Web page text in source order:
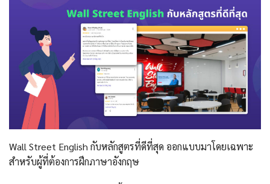
Wall Street English กับหลักสูตรที่ดีที่สุด ออกแบบมาโดยเฉพาะ
สำหรับผู้ที่ต้องการฝึกภาษาอังกฤษ